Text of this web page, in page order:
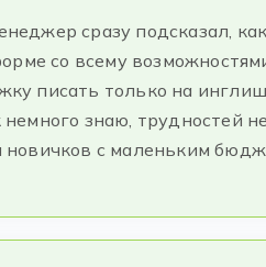
сразу подсказал,
со всему
писать только на
знаю, трудностей
с маленьким